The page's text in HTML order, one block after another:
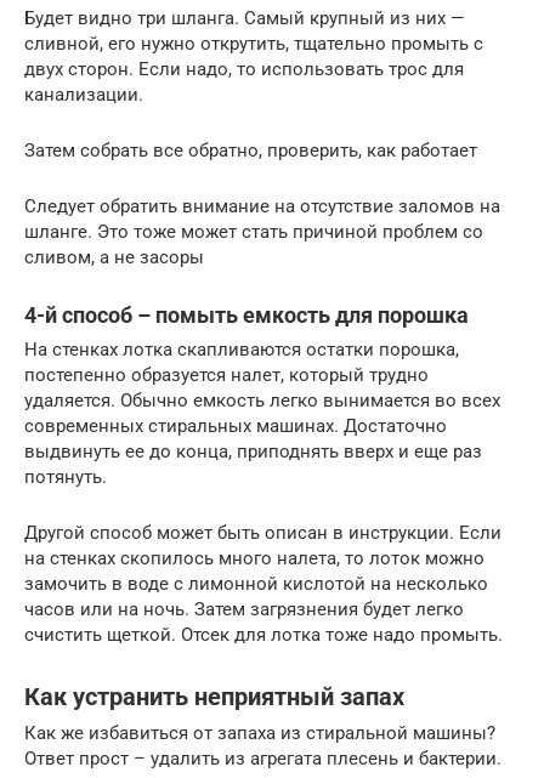
Будет видно три шланга. Самый крупный из них —
сливной, его нужно открутить, тщательно промыть с
двух сторон. Если надо, то использовать трос для
канализации.
Затем собрать все обратно, проверить, как работает
Следует обратить внимание на отсутствие заломов на
шланге. Это тоже может стать причиной проблем со
сливом, а не засоры
4-й способ – помыть емкость для порошка
На стенках лотка скапливаются остатки порошка,
постепенно образуется налет, который трудно
удаляется. Обычно емкость легко вынимается во всех
современных стиральных машинах. Достаточно
выдвинуть ее до конца, приподнять вверх и еще раз
потянуть.
Другой способ может быть описан в инструкции. Если
на стенках скопилось много налета, то лоток можно
замочить в воде с лимонной кислотой на несколько
часов или на ночь. Затем загрязнения будет легко
счистить щеткой. Отсек для лотка тоже надо промыть.
Как устранить неприятный запах
Как же избавиться от запаха из стиральной машины?
Ответ прост – удалить из агрегата плесень и бактерии.